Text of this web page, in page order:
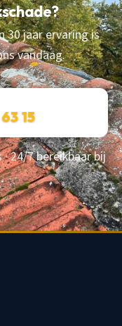
30 jaar ervaring is
vandaag.
15
24/7 bereikbaar bij